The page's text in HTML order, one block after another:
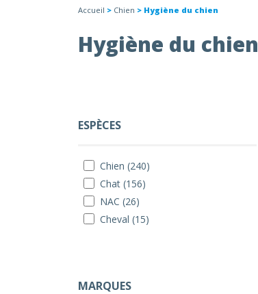
Accueil > Chien > Hygiène du chien
Hygiène du chien
ESPÈCES
Chien (240)
Chat (156)
NAC (26)
Cheval (15)
MARQUES